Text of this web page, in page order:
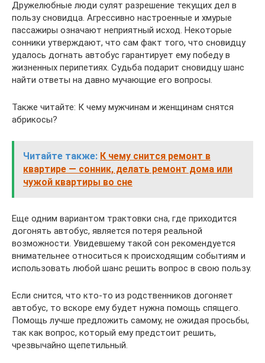
Дружелюбные люди сулят разрешение текущих дел в
пользу сновидца. Агрессивно настроенные и хмурые
пассажиры означают неприятный исход. Некоторые
сонники утверждают, что сам факт того, что сновидцу
удалось догнать автобус гарантирует ему победу в
жизненных перипетиях. Судьба подарит сновидцу шанс
найти ответы на давно мучающие его вопросы.
Также читайте: К чему мужчинам и женщинам снятся
абрикосы?
Читайте также: К чему снится ремонт в
квартире — сонник, делать ремонт дома или
чужой квартиры во сне
Еще одним вариантом трактовки сна, где приходится
догонять автобус, является потеря реальной
возможности. Увидевшему такой сон рекомендуется
внимательнее относиться к происходящим событиям и
использовать любой шанс решить вопрос в свою пользу.
Если снится, что кто-то из родственников догоняет
автобус, то вскоре ему будет нужна помощь спящего.
Помощь лучше предложить самому, не ожидая просьбы,
так как вопрос, который ему предстоит решить,
чрезвычайно щепетильный.